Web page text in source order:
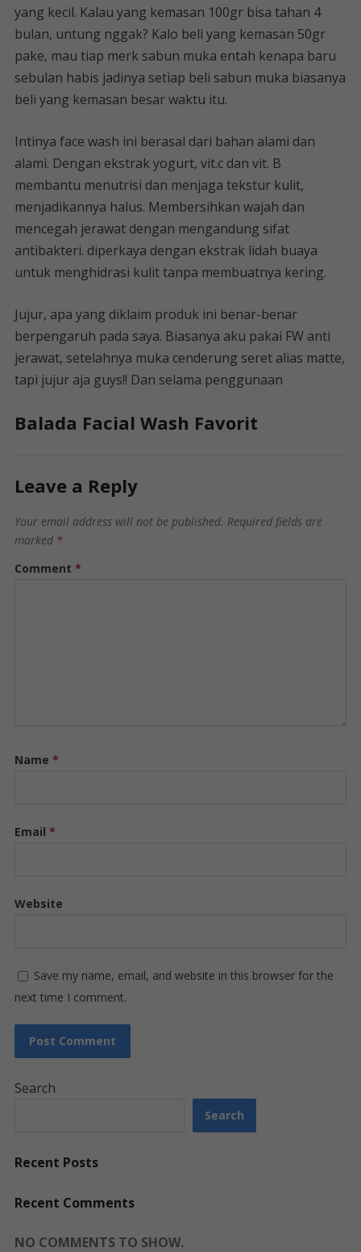
yang kecil. Kalau yang kemasan 100gr bisa tahan 4
bulan, untung nggak? Kalo beli yang kemasan 50gr
pake, mau tiap merk sabun muka entah kenapa baru
sebulan habis jadinya setiap beli sabun muka biasanya
beli yang kemasan besar waktu itu.
Intinya face wash ini berasal dari bahan alami dan
alami. Dengan ekstrak yogurt, vit.c dan vit. B
membantu menutrisi dan menjaga tekstur kulit,
menjadikannya halus. Membersihkan wajah dan
mencegah jerawat dengan mengandung sifat
antibakteri. diperkaya dengan ekstrak lidah buaya
untuk menghidrasi kulit tanpa membuatnya kering.
Jujur, apa yang diklaim produk ini benar-benar
berpengaruh pada saya. Biasanya aku pakai FW anti
jerawat, setelahnya muka cenderung seret alias matte,
tapi jujur ​​aja guys!! Dan selama penggunaan
Balada Facial Wash Favorit
Leave a Reply
Your email address will not be published. Required fields are
marked *
Comment *
Name *
Email *
Website
Save my name, email, and website in this browser for the
next time I comment.
Search
Search
Recent Posts
Recent Comments
NO COMMENTS TO SHOW.